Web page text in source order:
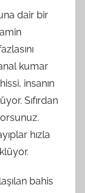
dair bir
kumar
insanın
Sıfırdan
hızla
bahis